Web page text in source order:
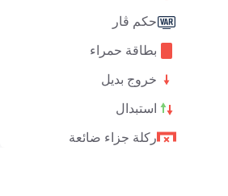
حكم ڤار
بطاقة حمراء
خروج بديل
استبدال
ركلة جزاء ضائعة